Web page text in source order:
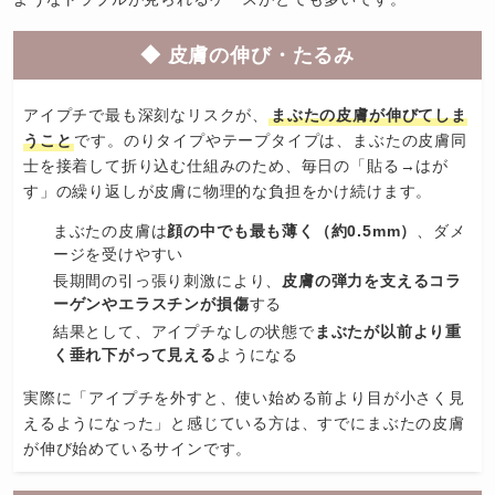
◆ 皮膚の伸び・たるみ
アイプチで最も深刻なリスクが、まぶたの皮膚が伸びてしま
うことです。のりタイプやテープタイプは、まぶたの皮膚同
士を接着して折り込む仕組みのため、毎日の「貼る→はが
す」の繰り返しが皮膚に物理的な負担をかけ続けます。
まぶたの皮膚は顔の中でも最も薄く（約0.5mm）
、ダメ
ージを受けやすい
長期間の引っ張り刺激により、
皮膚の弾力を支えるコラ
ーゲンやエラスチンが損傷する
結果として、アイプチなしの状態で まぶたが以前より重
く垂れ下がって見える ようになる
実際に「アイプチを外すと、使い始める前より目が小さく見
えるようになった」と感じている方は、すでにまぶたの皮膚
が伸び始めているサインです。